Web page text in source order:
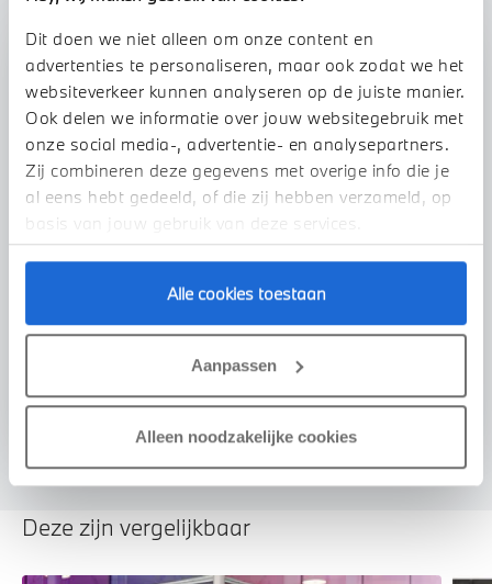
Dit doen we niet alleen om onze content en
advertenties te personaliseren, maar ook zodat we het
websiteverkeer kunnen analyseren op de juiste manier.
Ook delen we informatie over jouw websitegebruik met
onze social media-, advertentie- en analysepartners.
Zij combineren deze gegevens met overige info die je
al eens hebt gedeeld, of die zij hebben verzameld, op
basis van jouw gebruik van deze services.
Alle cookies toestaan
Aanpassen
Alleen noodzakelijke cookies
Stap 1 van 3
Uw auto inruilen?
Voorstel aanvragen
We verrekenen de waarde van uw auto
Deze zijn vergelijkbaar